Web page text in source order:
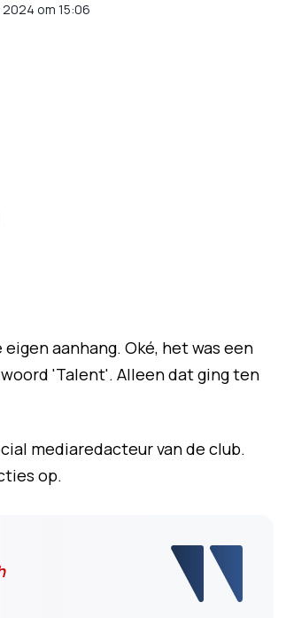
om 15:06
aanhang. Oké, het was een
'Talent'. Alleen dat ging ten
mediaredacteur van de club.
op.